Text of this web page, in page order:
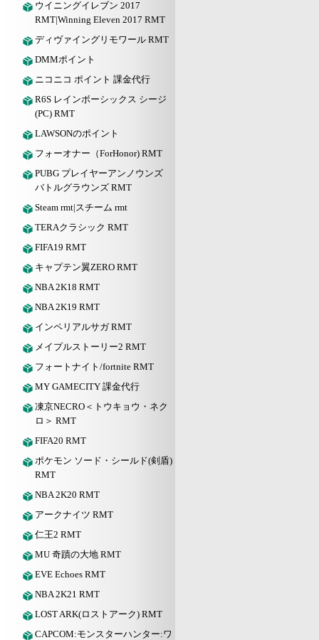
ウイニングイレブン 2017
RMT|Winning Eleven 2017 RMT
ディヴァイングリモワール RMT
DMMポイント
ニコニコ ポイント 課金代行
R6S レインボーシックス シージ
(PC) RMT
LAWSONのポイント
フォーオナー（ForHonor) RMT
PUBG プレイヤーアンノウンズ
バトルグラウンズ RMT
Steam rmt|スチーム rmt
TERAクラシック RMT
FIFA19 RMT
キャプテン翼ZERO RMT
NBA 2K18 RMT
NBA 2K19 RMT
インペリアルサガ RMT
メイプルストーリー2 RMT
フォートナイト/fortnite RMT
MY GAMECITY 課金代行
凍京NECRO＜トウキョウ・ネク
ロ＞ RMT
FIFA20 RMT
ポケモン ソード・シールド(剣盾)
RMT
NBA 2K20 RMT
アークナイツ RMT
仁王2 RMT
MU 奇蹟の大地 RMT
EVE Echoes RMT
NBA 2K21 RMT
LOST ARK(ロストアーク) RMT
CAPCOM:モンスターハンター:ワ